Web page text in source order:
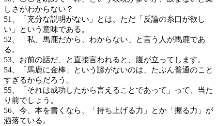
しさがわからない？
51、「充分な説明がない」とは、ただ「反論の糸口が欲し
い」という意味である。
52、「私、馬鹿だから、わからない」と言う人が馬鹿であ
る。
53、お前の話だ、と直接言われると、腹が立ってします。
54、「馬鹿に金棒」という諺がないのは、たぶん普通のこと
すぎるからだろう。
55、「それは成功したから言えることであって」って、当た
り前でしょう。
56、今、本を書くなら、「持ち上げる力」とか「握る力」が
洒落ている。